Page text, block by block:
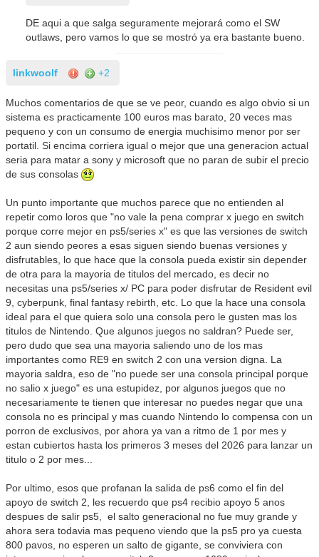
DE aqui a que salga seguramente mejorará como el SW
outlaws, pero vamos lo que se mostró ya era bastante bueno.
linkwoolf +2
Muchos comentarios de que se ve peor, cuando es algo obvio si un
sistema es practicamente 100 euros mas barato, 20 veces mas
pequeno y con un consumo de energia muchisimo menor por ser
portatil. Si encima corriera igual o mejor que una generacion actual
seria para matar a sony y microsoft que no paran de subir el precio
de sus consolas
Un punto importante que muchos parece que no entienden al
repetir como loros que "no vale la pena comprar x juego en switch
porque corre mejor en ps5/series x" es que las versiones de switch
2 aun siendo peores a esas siguen siendo buenas versiones y
disfrutables, lo que hace que la consola pueda existir sin depender
de otra para la mayoria de titulos del mercado, es decir no
necesitas una ps5/series x/ PC para poder disfrutar de Resident evil
9, cyberpunk, final fantasy rebirth, etc. Lo que la hace una consola
ideal para el que quiera solo una consola pero le gusten mas los
titulos de Nintendo. Que algunos juegos no saldran? Puede ser,
pero dudo que sea una mayoria saliendo uno de los mas
importantes como RE9 en switch 2 con una version digna. La
mayoria saldra, eso de "no puede ser una consola principal porque
no salio x juego" es una estupidez, por algunos juegos que no
necesariamente te tienen que interesar no puedes negar que una
consola no es principal y mas cuando Nintendo lo compensa con un
porron de exclusivos, por ahora ya van a ritmo de 1 por mes y
estan cubiertos hasta los primeros 3 meses del 2026 para lanzar un
titulo o 2 por mes...
Por ultimo, esos que profanan la salida de ps6 como el fin del
apoyo de switch 2, les recuerdo que ps4 recibio apoyo 5 anos
despues de salir ps5, el salto generacional no fue muy grande y
ahora sera todavia mas pequeno viendo que la ps5 pro ya cuesta
800 pavos, no esperen un salto de gigante, se conviviera con